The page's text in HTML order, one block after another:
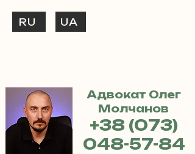
UA
RU
Адвокат Олег
Молчанов
+38 (073)
048-57-84